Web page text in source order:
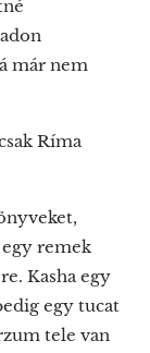
már nem
Ríma
remek
Kasha egy
egy tucat
tele van